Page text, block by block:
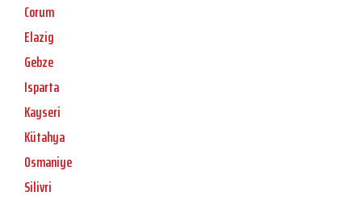
Corum
Elazig
Gebze
Isparta
Kayseri
Kütahya
Osmaniye
Silivri